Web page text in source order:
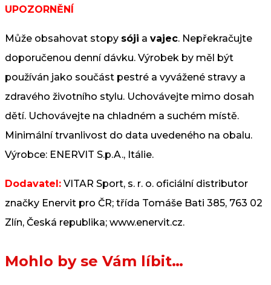
UPOZORNĚNÍ
Může obsahovat stopy sóji a vajec. Nepřekračujte
doporučenou denní dávku. Výrobek by měl být
používán jako součást pestré a vyvážené stravy a
zdravého životního stylu. Uchovávejte mimo dosah
dětí. Uchovávejte na chladném a suchém místě.
Minimální trvanlivost do data uvedeného na obalu.
Výrobce: ENERVIT S.p.A., Itálie.
Dodavatel: VITAR Sport, s. r. o. oficiální distributor
značky Enervit pro ČR; třída Tomáše Bati 385, 763 02
Zlín, Česká republika; www.enervit.cz.
Mohlo by se Vám líbit…